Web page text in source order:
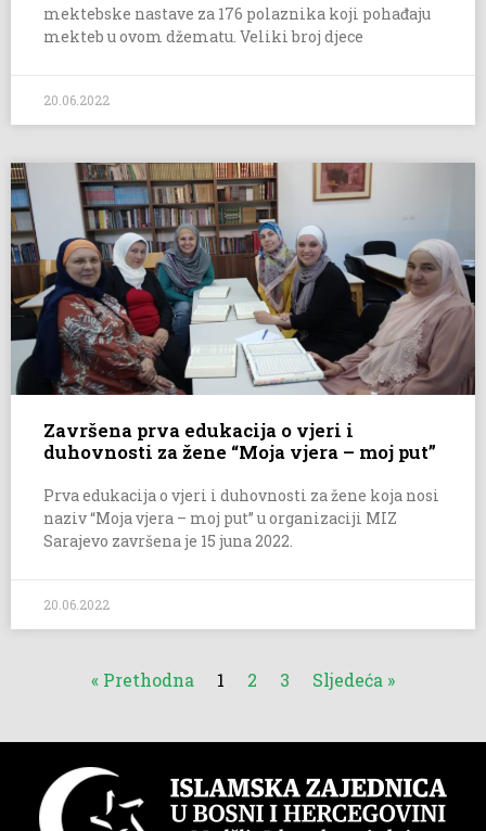
mektebske nastave za 176 polaznika koji pohađaju
mekteb u ovom džematu. Veliki broj djece
20.06.2022
Završena prva edukacija o vjeri i
duhovnosti za žene “Moja vjera – moj put”
Prva edukacija o vjeri i duhovnosti za žene koja nosi
naziv “Moja vjera – moj put” u organizaciji MIZ
Sarajevo završena je 15 juna 2022.
20.06.2022
« Prethodna 1 2 3 Sljedeća »